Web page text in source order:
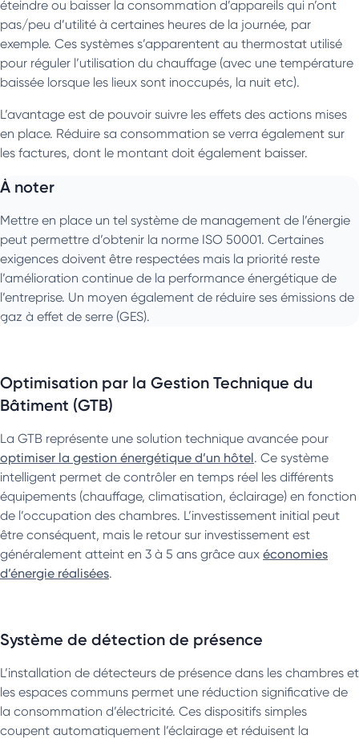
éteindre ou baisser la consommation d’appareils qui n’ont
pas/peu d’utilité à certaines heures de la journée, par
exemple. Ces systèmes s’apparentent au thermostat utilisé
pour réguler l’utilisation du chauffage (avec une température
baissée lorsque les lieux sont inoccupés, la nuit etc).
L’avantage est de pouvoir suivre les effets des actions mises
en place. Réduire sa consommation se verra également sur
les factures, dont le montant doit également baisser.
À noter
Mettre en place un tel système de management de l’énergie
peut permettre d’obtenir la norme ISO 50001. Certaines
exigences doivent être respectées mais la priorité reste
l’amélioration continue de la performance énergétique de
l’entreprise. Un moyen également de réduire ses émissions de
gaz à effet de serre (GES).
Optimisation par la Gestion Technique du
Bâtiment (GTB)
La GTB représente une solution technique avancée pour
optimiser la gestion énergétique d’un hôtel. Ce système
intelligent permet de contrôler en temps réel les différents
équipements (chauffage, climatisation, éclairage) en fonction
de l’occupation des chambres. L’investissement initial peut
être conséquent, mais le retour sur investissement est
généralement atteint en 3 à 5 ans grâce aux économies
d’énergie réalisées.
Système de détection de présence
L’installation de détecteurs de présence dans les chambres et
les espaces communs permet une réduction significative de
la consommation d’électricité. Ces dispositifs simples
coupent automatiquement l’éclairage et réduisent la